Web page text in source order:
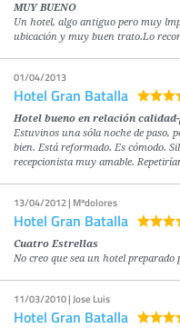
MUY BUENO
Un hotel, algo antiguo pero muy
ubicación y muy buen trato.Lo
01/04/2013
Hotel Gran Batalla
Hotel bueno en relación
Estuvinos una sóla noche de paso,
bien. Está reformado. Es cómodo.
recepcionista muy amable.
13/04/2012 | Mªdolores
Hotel Gran Batalla
Cuatro Estrellas
No creo que sea un hotel preparado
11/03/2010 | Jose Luis
Hotel Gran Batalla